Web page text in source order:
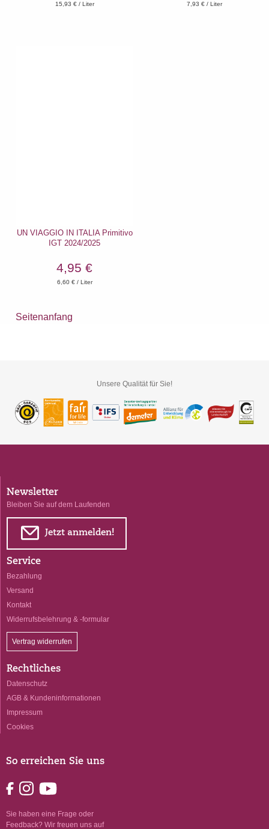
15,93 € / Liter 7,93 € / Liter
UN VIAGGIO IN ITALIA Primitivo
IGT 2024/2025
4,95 €
6,60€ / Liter
Seitenanfang
Unsere Qualität für Sie!
So erreichen Sie uns
Sie haben eine Frage oder
Feedback? Wir freuen uns auf
Newsletter
Bleiben Sie auf dem Laufenden
E Jetzt anmelden!
Service
Bezahlung
Versand
Kontakt
Widerrufsbelehrung & -formular
Vertrag widerrufen
Rechtliches
Datenschutz
AGB & Kundeninformationen
Impressum
Cookies